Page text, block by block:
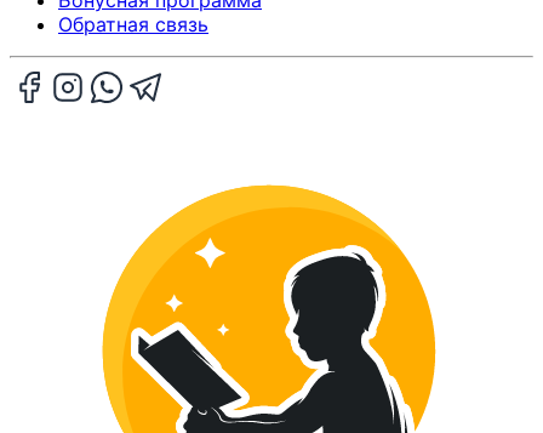
Обратная связь